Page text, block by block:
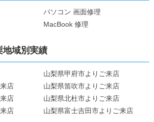
パソコン 画面修理
MacBook 修理
域別実績
山梨県甲府市よりご来店
店
山梨県笛吹市よりご来店
店
山梨県北杜市よりご来店
店
山梨県富士吉田市よりご来店